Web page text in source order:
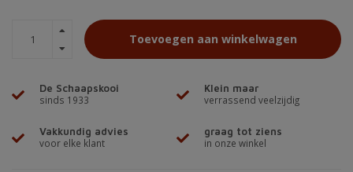
Toevoegen aan winkelwagen
De Schaapskooi
sinds 1933
Klein maar
verrassend veelzijdig
Vakkundig advies
voor elke klant
graag tot ziens
in onze winkel